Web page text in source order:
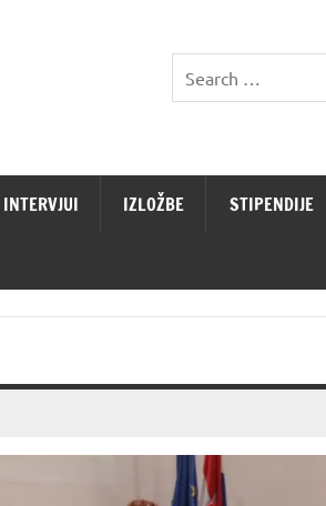
INTERVJUI IZLOŽBE STIPENDIJE